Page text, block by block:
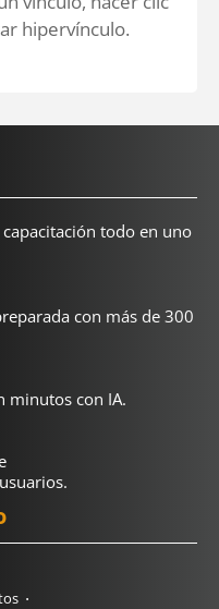
hipervínculo.
todo en uno
con más de 300
minutos con IA.